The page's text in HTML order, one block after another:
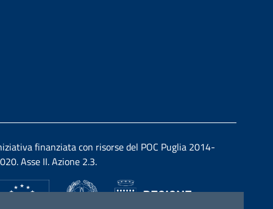
finanziata con risorse del POC Puglia 2014-
Asse II. Azione 2.3.